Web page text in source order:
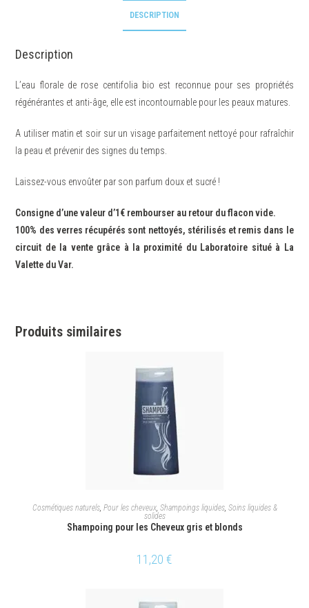
DESCRIPTION
Description
L’eau florale de rose centifolia bio est reconnue pour ses propriétés
régénérantes et anti-âge, elle est incontournable pour les peaux matures.
A utiliser matin et soir sur un visage parfaitement nettoyé pour rafraîchir
la peau et prévenir des signes du temps.
Laissez-vous envoûter par son parfum doux et sucré !
Consigne d’une valeur d’1€ rembourser au retour du flacon vide.
100% des verres récupérés sont nettoyés, stérilisés et remis dans le
circuit de la vente grâce à la proximité du Laboratoire situé à La
Valette du Var.
Produits similaires
AJOUTER AU PANIER
Cosmétiques naturels, Pour les cheveux, Shampoings liquides, Soins liquides &
solides
Shampoing pour les Cheveux gris et blonds
11,20 €